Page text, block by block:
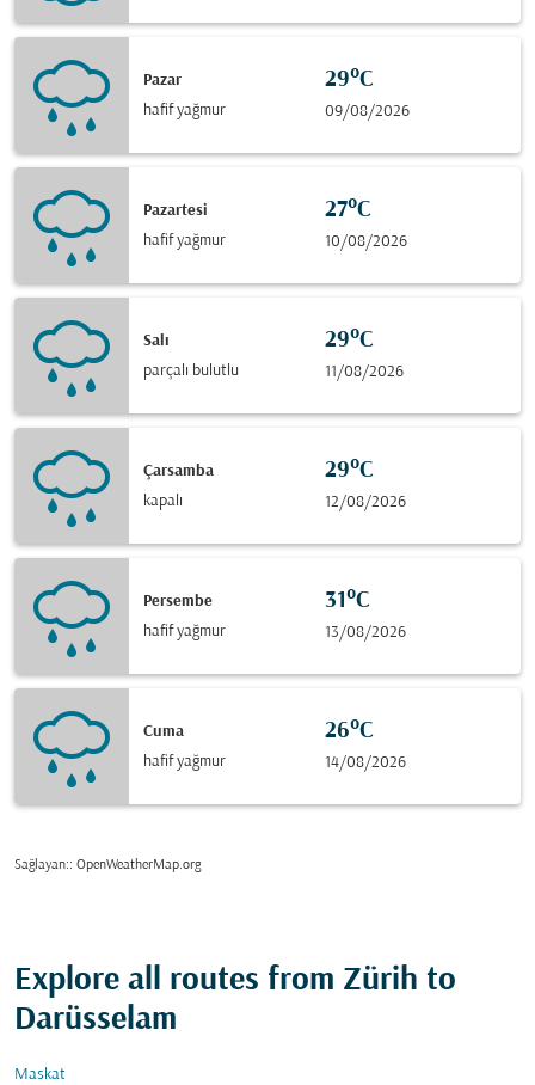
Pazar
hafif yağmur
29°C
09/08/2026
Pazartesi
hafif yağmur
27°C
10/08/2026
Salı
parçalı bulutlu
29°C
11/08/2026
Çarsamba
kapalı
29°C
12/08/2026
Persembe
hafif yağmur
31°C
13/08/2026
Cuma
hafif yağmur
26°C
14/08/2026
Sağlayan:: OpenWeatherMap.org
Explore all routes from Zürih to
Darüsselam
Maskat